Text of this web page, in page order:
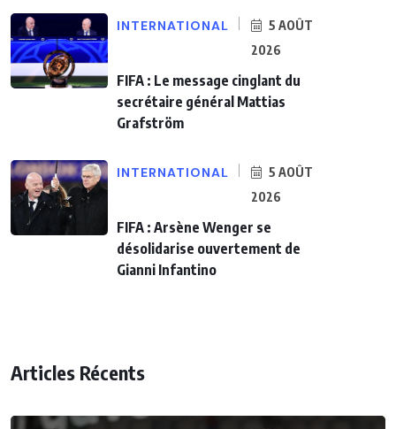
INTERNATIONAL
5 AOÛT
2026
FIFA : Le message cinglant du
secrétaire général Mattias
Grafström
INTERNATIONAL
5 AOÛT
2026
FIFA : Arsène Wenger se
désolidarise ouvertement de
Gianni Infantino
Articles Récents